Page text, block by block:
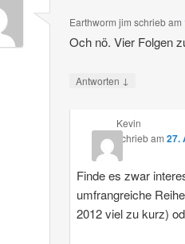
Earthworm jim schriebam
Och nö. Vier Folgen
Antworten ↓
Kevin
schriebam 27.
Finde es zwar
umfrangreiche
2012 viel zu kurz)